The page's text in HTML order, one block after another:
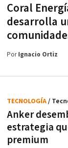
Coral
desarrolla
PorIgnacio Ortiz
Anker
estrategia
premium
TECNOLOGÍA/